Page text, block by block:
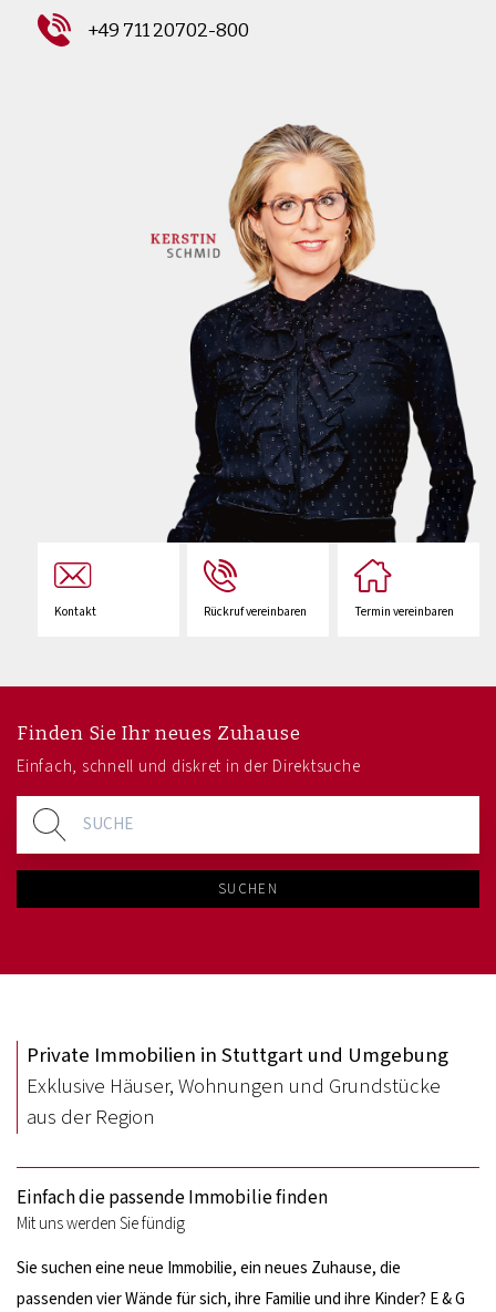
+49 711 20702-800
Kontakt Rückruf vereinbaren Termin vereinbaren
Finden Sie Ihr neues Zuhause
Einfach, schnell und diskret in der Direktsuche
SUCHEN
Private Immobilien in Stuttgart und Umgebung
Exklusive Häuser, Wohnungen und Grundstücke
aus der Region
Einfach die passende Immobilie finden
Mit uns werden Sie fündig
Sie suchen eine neue Immobilie, ein neues Zuhause, die
passenden vier Wände für sich, ihre Familie und ihre Kinder? E & G